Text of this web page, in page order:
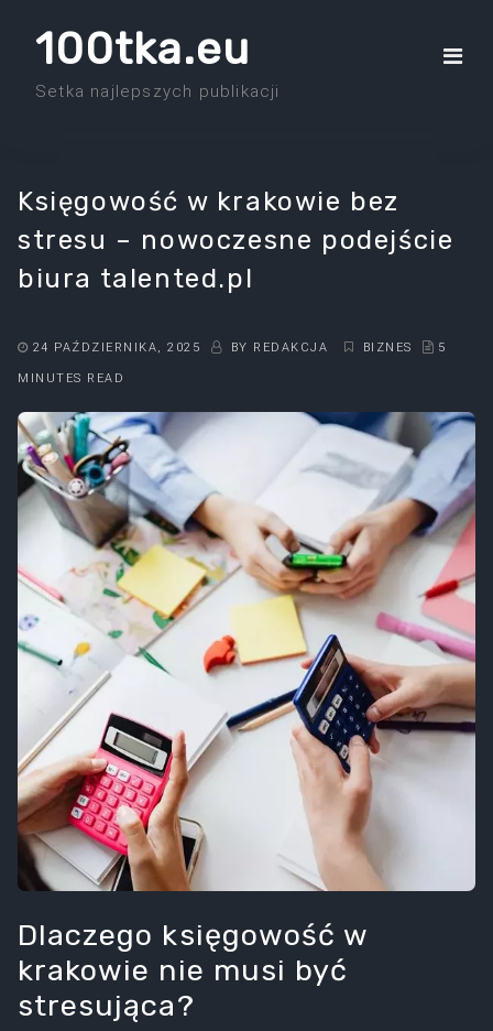
100tka.eu
Setka najlepszych publikacji
Księgowość w krakowie bez
stresu – nowoczesne podejście
biura talented.pl
24 PAŹDZIERNIKA, 2025 BY REDAKCJA BIZNES 5
MINUTES READ
Dlaczego księgowość w
krakowie nie musi być
stresująca?